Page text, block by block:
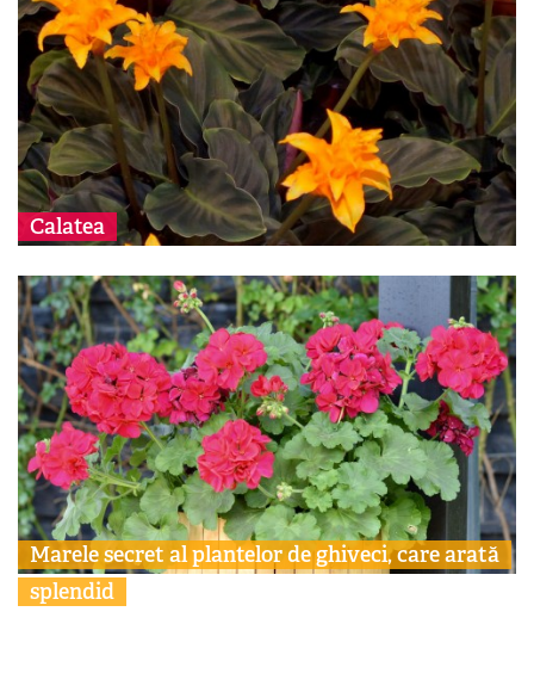
Calatea
Marele secret al plantelor de ghiveci, care arată
splendid